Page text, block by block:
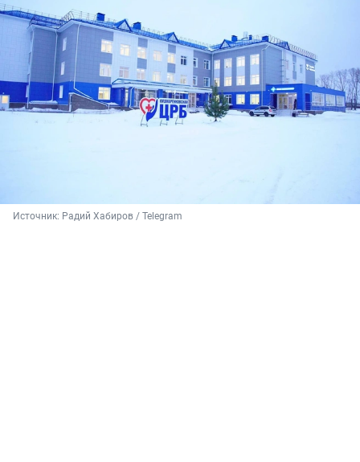
Источник: Радий Хабиров / Telegram